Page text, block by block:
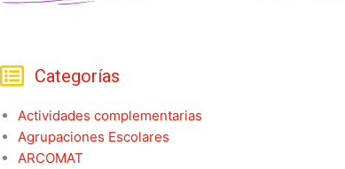
Categorías
Actividades complementarias
Agrupaciones Escolares
ARCOMAT